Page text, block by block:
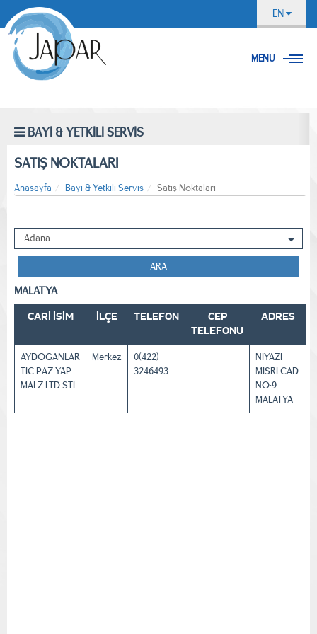
EN
MENU
BAYİ & YETKİLİ SERVİS
SATIŞ NOKTALARI
Anasayfa Bayi & Yetkili Servis Satış Noktaları
ARA
MALATYA
CARİ İSİM İLÇE TELEFON
CEP
TELEFONU
ADRES
AYDOGANLAR
TIC PAZ.YAP
MALZ.LTD.STI
Merkez
0(422)
3246493
NIYAZI
MISRI CAD
NO:9
MALATYA